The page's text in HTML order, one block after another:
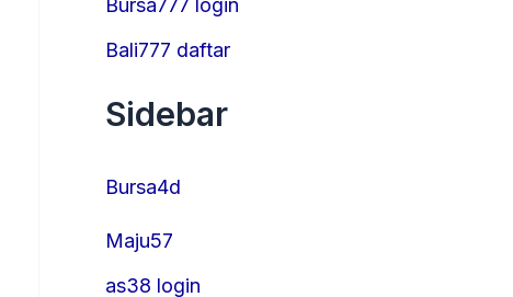
Bursa777 login
Bali777 daftar
Sidebar
Bursa4d
Maju57
as38 login